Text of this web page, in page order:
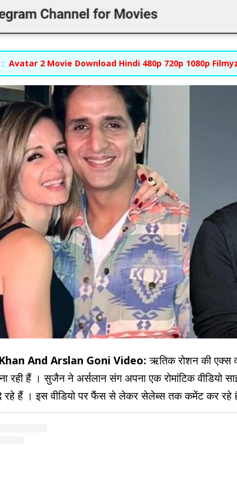
Avatar 2 Movie Download Hindi 480p 720p 1080p
And Arslan Goni Video: ऋतिक रोशन की एक्स
रही हैं । सुजैन ने अर्सलान संग अपना एक रोमांटिक वीडियो
रहे हैं । इस वीडियो पर फैंस से लेकर सेलेब्स तक कमेंट कर रहे